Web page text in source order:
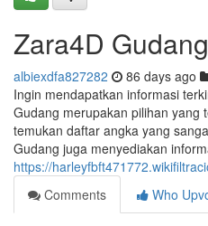
Zara4D Gudang
albiexdfa827282 86 days ago
Ingin mendapatkan informasi
Gudang merupakan pilihan yang
temukan daftar angka yang
Gudang juga menyediakan
https://
Comments
Who